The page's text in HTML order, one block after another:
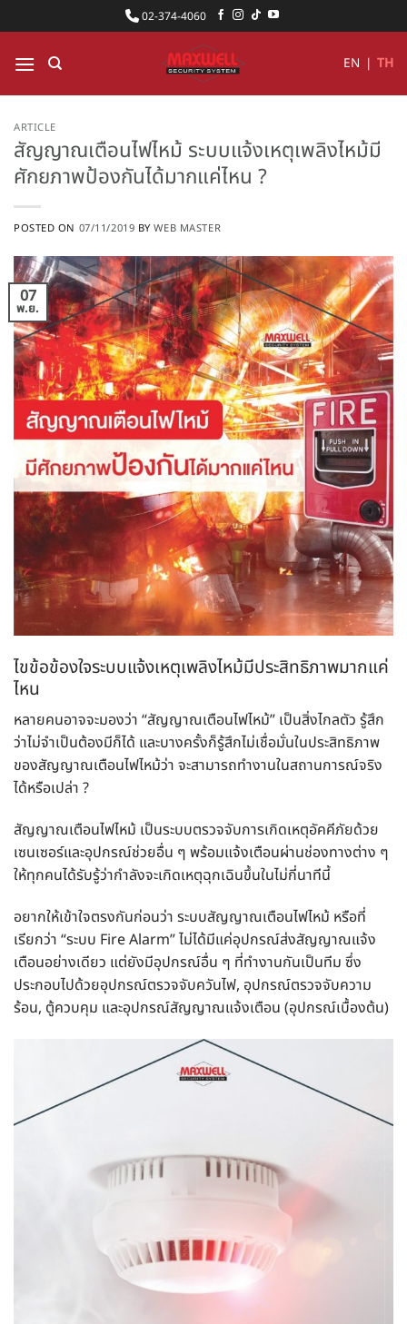
ไป
ยัง
เนื้อหา
02-374-4060
EN | TH
ARTICLE
สัญญาณเตือนไฟไหม้ ระบบแจ้งเหตุเพลิงไหม้มี
ศักยภาพป้องกันได้มากแค่ไหน ?
POSTED ON 07/11/2019 BYWEB MASTER
07
พ.ย.
ไขข้อข้องใจระบบแจ้งเหตุเพลิงไหม้มีประสิทธิภาพมากแค่
ไหน
หลายคนอาจจะมองว่า “สัญญาณเตือนไฟไหม้” เป็นสิ่งไกลตัว รู้สึก
ว่าไม่จำเป็นต้องมีก็ได้ และบางครั้งก็รู้สึกไม่เชื่อมั่นในประสิทธิภาพ
ของสัญญาณเตือนไฟไหม้ว่า จะสามารถทำงานในสถานการณ์จริง
ได้หรือเปล่า ?
สัญญาณเตือนไฟไหม้ เป็นระบบตรวจจับการเกิดเหตุอัคคีภัยด้วย
เซนเซอร์และอุปกรณ์ช่วยอื่น ๆ พร้อมแจ้งเตือนผ่านช่องทางต่าง ๆ
ให้ทุกคนได้รับรู้ว่ากำลังจะเกิดเหตุฉุกเฉินขึ้นในไม่กี่นาทีนี้
อยากให้เข้าใจตรงกันก่อนว่า ระบบสัญญาณเตือนไฟไหม้ หรือที่
เรียกว่า “ระบบ Fire Alarm” ไม่ได้มีแค่อุปกรณ์ส่งสัญญาณแจ้ง
เตือนอย่างเดียว แต่ยังมีอุปกรณ์อื่น ๆ ที่ทำงานกันเป็นทีม ซึ่ง
ประกอบไปด้วยอุปกรณ์ตรวจจับควันไฟ, อุปกรณ์ตรวจจับความ
ร้อน, ตู้ควบคุม และอุปกรณ์สัญญาณแจ้งเตือน (อุปกรณ์เบื้องต้น)